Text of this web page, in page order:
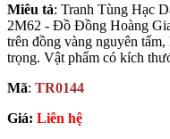
Miêu tả: Tranh Tùng Hạc
2M62 - Đồ Đồng Hoàng
trên đồng vàng nguyên
trọng. Vật phẩm có kích
Mã: TR0144
Giá: Liên hệ